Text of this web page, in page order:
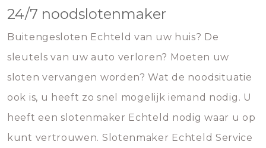
24/7 noodslotenmaker
Buitengesloten Echteld van uw huis? De
sleutels van uw auto verloren? Moeten uw
sloten vervangen worden? Wat de noodsituatie
ook is, u heeft zo snel mogelijk iemand nodig. U
heeft een slotenmaker Echteld nodig waar u op
kunt vertrouwen. Slotenmaker Echteld Service